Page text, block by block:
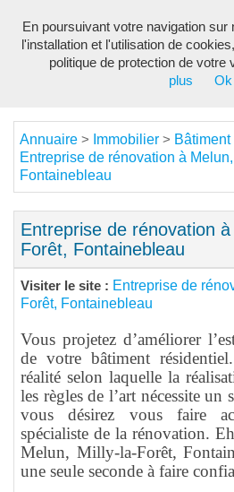
Annuaire > Immobilier >
Entreprise de rénovation à
Fontainebleau
Entreprise de rénovation
Forêt, Fontainebleau
Visiter le site : Entreprise de
Forêt, Fontainebleau
Vous projetez d’améliorer
de votre bâtiment
réalité selon laquelle la
les règles de l’art nécessite un
vous désirez vous faire
spécialiste de la rénovation.
Melun, Milly-la-Forêt,
une seule seconde à faire
En poursuivant votre navigation
l'installation et l'utilisation de
politique de protection de votre
plus
Ok